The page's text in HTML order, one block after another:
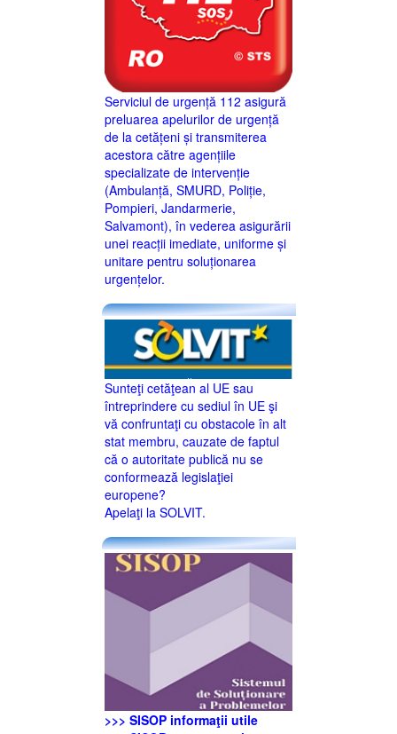
Serviciul de urgență 112 asigură
preluarea apelurilor de urgență
de la cetățeni și transmiterea
acestora către agențiile
specializate de intervenție
(Ambulanță, SMURD, Poliție,
Pompieri, Jandarmerie,
Salvamont), în vederea asigurării
unei reacții imediate, uniforme și
unitare pentru soluționarea
urgențelor.
Sunteţi cetăţean al UE sau
întreprindere cu sediul în UE şi
vă confruntaţi cu obstacole în alt
stat membru, cauzate de faptul
că o autoritate publică nu se
conformează legislaţiei
europene?
Apelaţi la SOLVIT.
>>> SISOP informaţii utile